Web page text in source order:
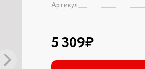
Артикул
5 309₽